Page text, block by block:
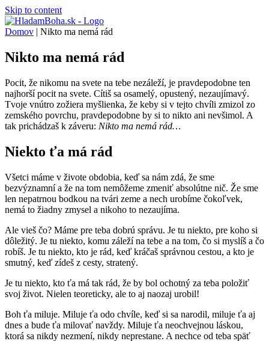
Skip to content
Domov | Nikto ma nemá rád
Nikto ma nemá rád
Pocit, že nikomu na svete na tebe nezáleží, je pravdepodobne ten
najhorší pocit na svete. Cítiš sa osamelý, opustený, nezaujímavý.
Tvoje vnútro zožiera myšlienka, že keby si v tejto chvíli zmizol zo
zemského povrchu, pravdepodobne by si to nikto ani nevšimol. A
tak prichádzaš k záveru: Nikto ma nemá rád…
Niekto ťa má rád
Všetci máme v živote obdobia, keď sa nám zdá, že sme
bezvýznamní a že na tom nemôžeme zmeniť absolútne nič. Že sme
len nepatrnou bodkou na tvári zeme a nech urobíme čokoľvek,
nemá to žiadny zmysel a nikoho to nezaujíma.
Ale vieš čo? Máme pre teba dobrú správu. Je tu niekto, pre koho si
dôležitý. Je tu niekto, komu záleží na tebe a na tom, čo si myslíš a čo
robíš. Je tu niekto, kto je rád, keď kráčaš správnou cestou, a kto je
smutný, keď zídeš z cesty, stratený.
Je tu niekto, kto ťa má tak rád, že by bol ochotný za teba položiť
svoj život. Nielen teoreticky, ale to aj naozaj urobil!
Boh ťa miluje. Miluje ťa odo chvíle, keď si sa narodil, miluje ťa aj
dnes a bude ťa milovať navždy. Miluje ťa neochvejnou láskou,
ktorá sa nikdy nezmení, nikdy neprestane. A nechce od teba späť